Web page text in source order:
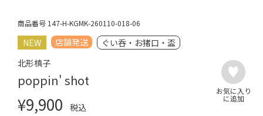
商品番号 147-H-KGMK-260110-018-06
NEW 店舗発送
ぐい呑・お猪口・盃
北形槙子
poppin' shot
¥9,900
税込